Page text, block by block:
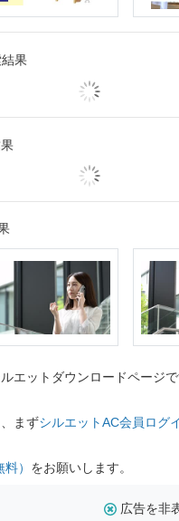
果
ットダウンロードページ
まずシルエットAC会員ログ
） をお願いします。
広告を非